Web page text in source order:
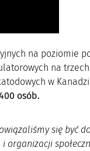
na poziomie
na
w
osób.
się być